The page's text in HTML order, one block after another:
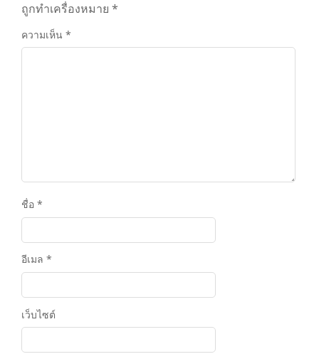
ถูกทำเครื่องหมาย *
ความเห็น *
ชื่อ *
อีเมล *
เว็บไซต์